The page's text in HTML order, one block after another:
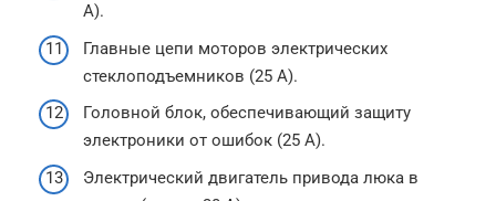
А).
Главные цепи моторов электрических
стеклоподъемников (25 А).
Головной блок, обеспечивающий защиту
электроники от ошибок (25 А).
Электрический двигатель привода люка в